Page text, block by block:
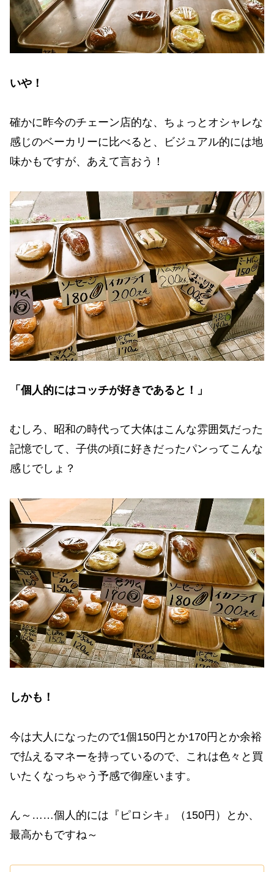
いや！
確かに昨今のチェーン店的な、ちょっとオシャレな
感じのベーカリーに比べると、ビジュアル的には地
味かもですが、あえて言おう！
「個人的にはコッチが好きであると！」
むしろ、昭和の時代って大体はこんな雰囲気だった
記憶でして、子供の頃に好きだったパンってこんな
感じでしょ？
しかも！
今は大人になったので1個150円とか170円とか余裕
で払えるマネーを持っているので、これは色々と買
いたくなっちゃう予感で御座います。
ん～……個人的には『ピロシキ』（150円）とか、
最高かもですね～